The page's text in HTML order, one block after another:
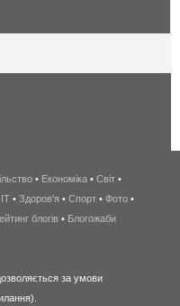
беспроводной
интернет
киев
wimax
• Економіка • Світ •
IT • Здоров'я • Спорт • Фото •
блогів • Блогожаби
за умови